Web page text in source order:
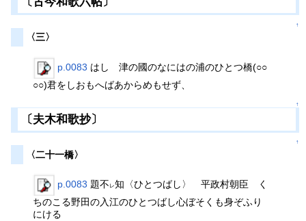
↑
〈三〉
p.0083 はし 津の國のなにはの浦のひとつ橋(○○
○○)君をしおもへばあからめもせず、
↑
〔夫木和歌抄〕
↑
〈二十一橋〉
p.0083 題不 レ知〈ひとつばし〉 平政村朝臣 く
ちのこる野田の入江のひとつばし心ぼそくも身ぞふり
にける